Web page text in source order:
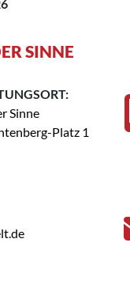
SINNE
Sinne
Platz 1